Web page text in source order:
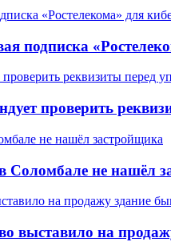
подписка
проверить
Соломбале не нашёл
выставило на